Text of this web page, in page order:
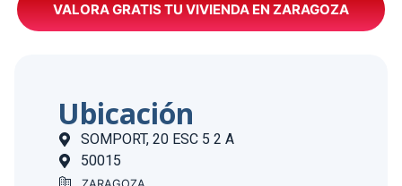
VALORA GRATIS TU VIVIENDA EN ZARAGOZA
Ubicación
SOMPORT, 20 ESC 5 2 A
50015